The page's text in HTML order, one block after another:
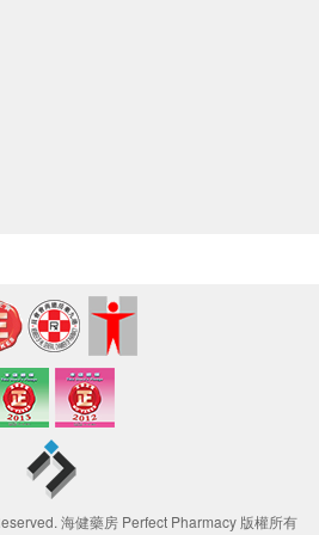
海健藥房 Perfect Pharmacy 版權所有